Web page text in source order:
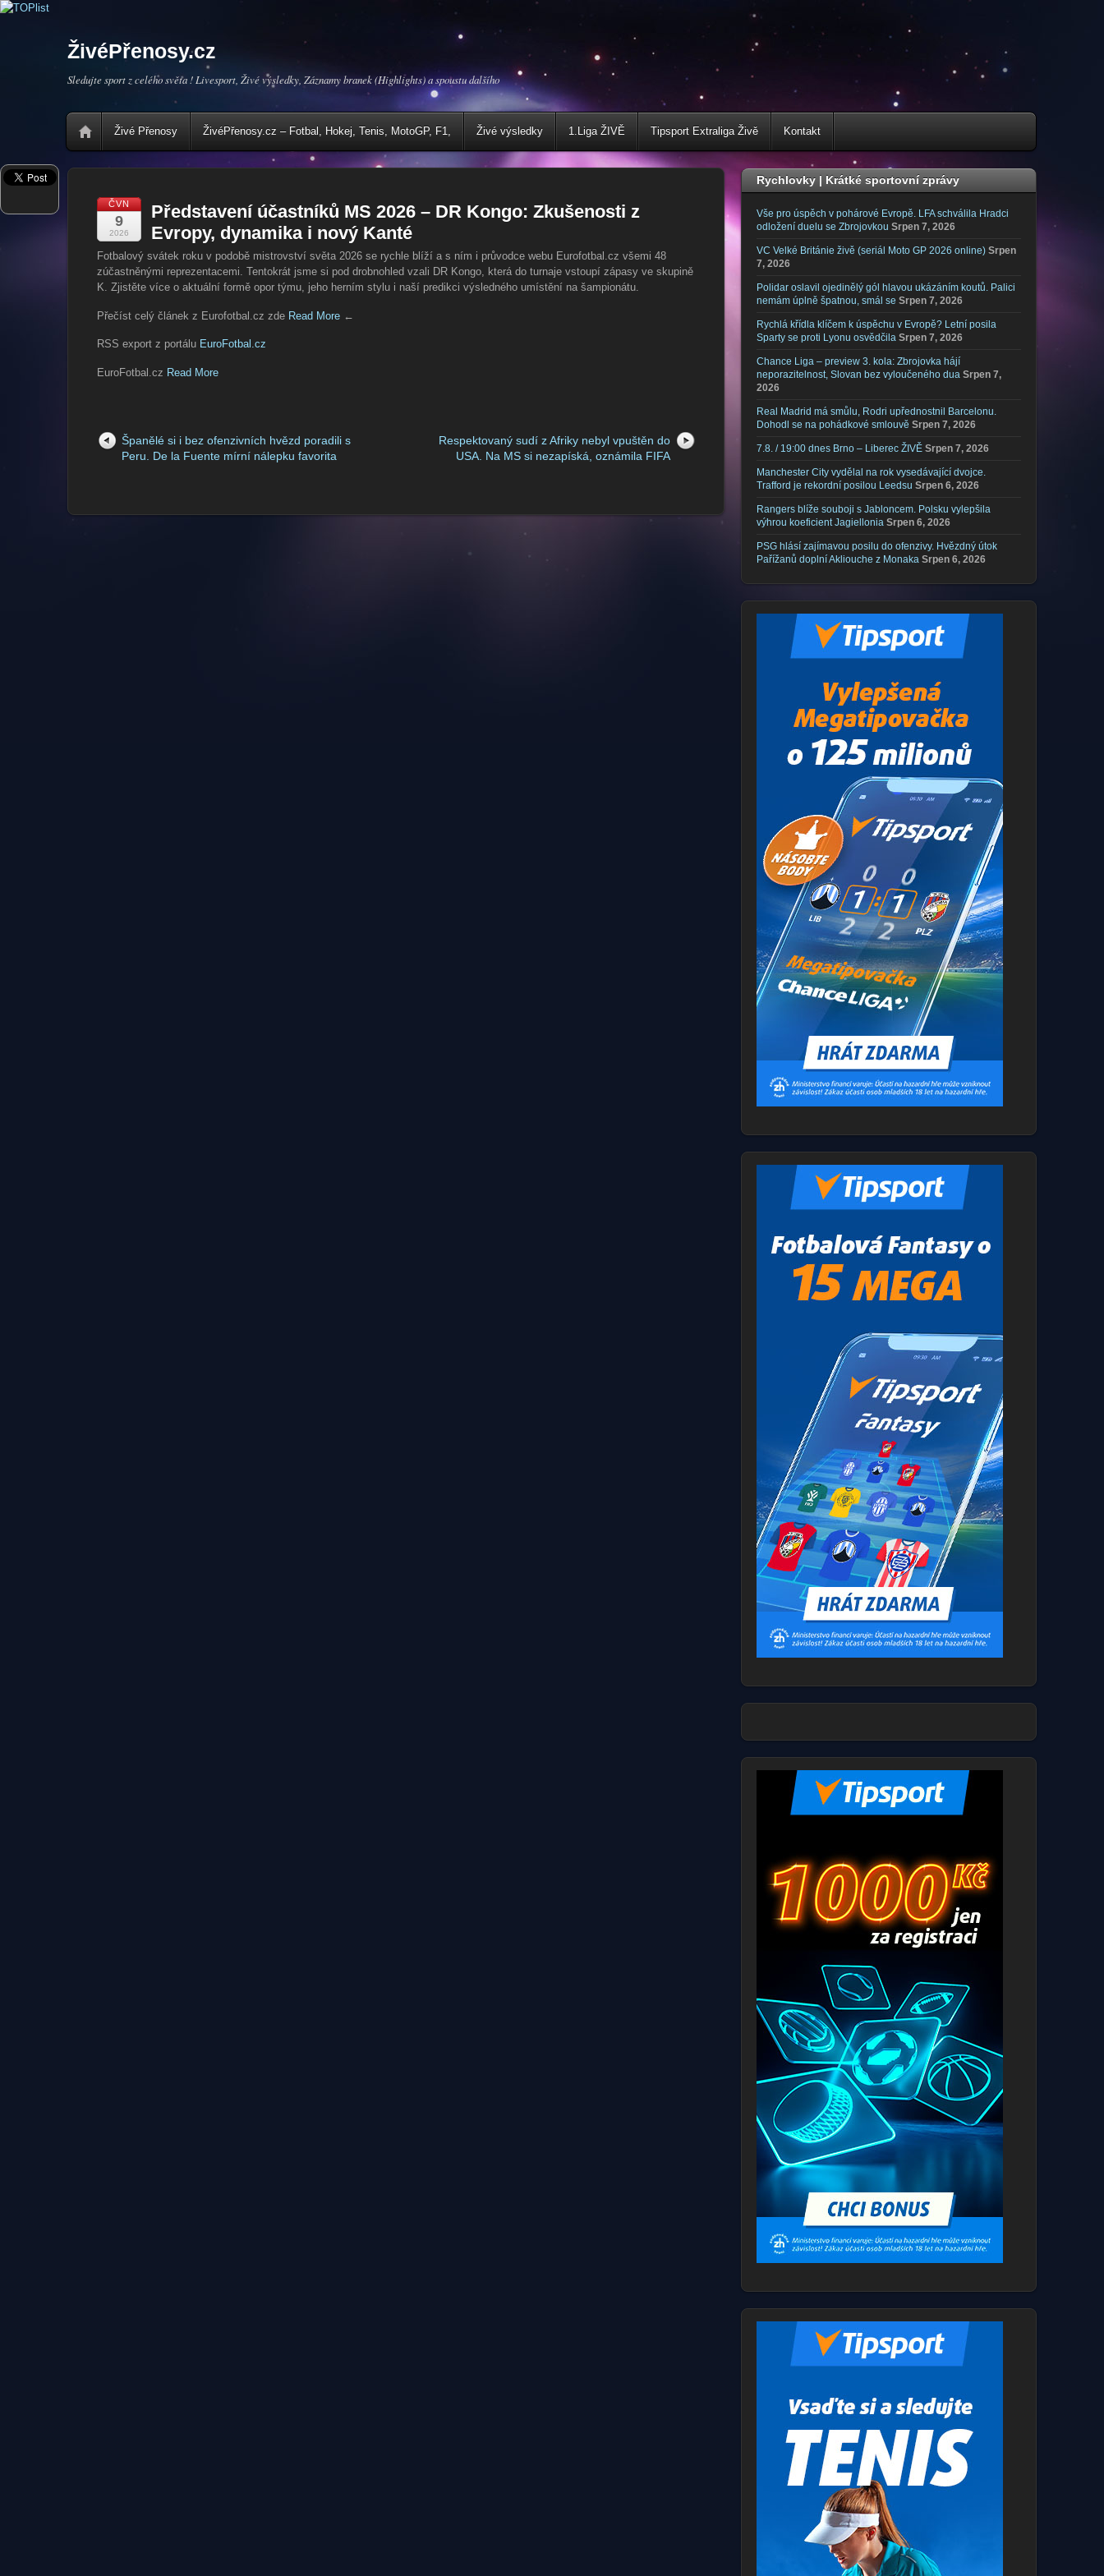
ŽivéPřenosy.cz
Sledujte sport z celého světa ! Livesport, Živé výsledky, Záznamy branek (Highlights) a spoustu dalšího
Živé Přenosy ŽivéPřenosy.cz – Fotbal, Hokej, Tenis, MotoGP, F1, Živé výsledky 1.Liga ŽIVĚ Tipsport Extraliga Živě Kontakt
ČVN
9
2026
Představení účastníků MS 2026 – DR Kongo: Zkušenosti z
Evropy, dynamika i nový Kanté
Fotbalový svátek roku v podobě mistrovství světa 2026 se rychle blíží a s ním i průvodce webu Eurofotbal.cz všemi 48
zúčastněnými reprezentacemi. Tentokrát jsme si pod drobnohled vzali DR Kongo, která do turnaje vstoupí zápasy ve skupině
K. Zjistěte více o aktuální formě opor týmu, jeho herním stylu i naší predikci výsledného umístění na šampionátu.
Přečíst celý článek z Eurofotbal.cz zde Read More ←
RSS export z portálu EuroFotbal.cz
EuroFotbal.cz Read More
Španělé si i bez ofenzivních hvězd poradili s
Peru. De la Fuente mírní nálepku favorita
Respektovaný sudí z Afriky nebyl vpuštěn do
USA. Na MS si nezapíská, oznámila FIFA
Rychlovky | Krátké sportovní zprávy
Vše pro úspěch v pohárové Evropě. LFA schválila Hradci
odložení duelu se Zbrojovkou Srpen 7, 2026
VC Velké Británie živě (seriál Moto GP 2026 online) Srpen
7, 2026
Polidar oslavil ojedinělý gól hlavou ukázáním koutů. Palici
nemám úplně špatnou, smál se Srpen 7, 2026
Rychlá křídla klíčem k úspěchu v Evropě? Letní posila
Sparty se proti Lyonu osvědčila Srpen 7, 2026
Chance Liga – preview 3. kola: Zbrojovka hájí
neporazitelnost, Slovan bez vyloučeného dua Srpen 7,
2026
Real Madrid má smůlu, Rodri upřednostnil Barcelonu.
Dohodl se na pohádkové smlouvě Srpen 7, 2026
7.8. / 19:00 dnes Brno – Liberec ŽIVĚ Srpen 7, 2026
Manchester City vydělal na rok vysedávající dvojce.
Trafford je rekordní posilou Leedsu Srpen 6, 2026
Rangers blíže souboji s Jabloncem. Polsku vylepšila
výhrou koeficient Jagiellonia Srpen 6, 2026
PSG hlásí zajímavou posilu do ofenzivy. Hvězdný útok
Pařížanů doplní Akliouche z Monaka Srpen 6, 2026